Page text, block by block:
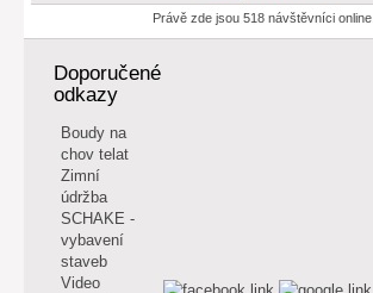
Právě zde jsou 518 návštěvníci online.
Doporučené
odkazy
Boudy na
chov telat
Zimní
údržba
SCHAKE -
vybavení
staveb
Video